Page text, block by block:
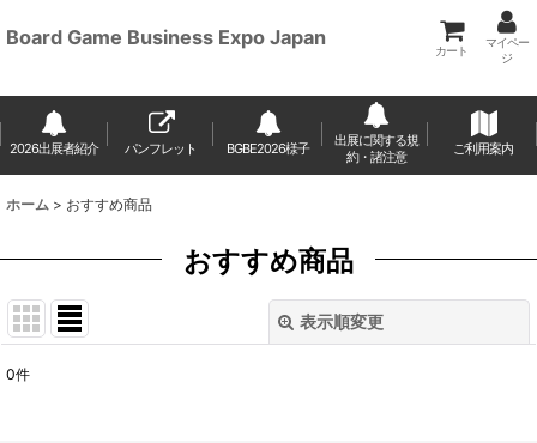
Board Game Business Expo Japan
カート
マイペー
ジ
2026出展者紹介 パンフレット BGBE2026様子
出展に関する規
約・諸注意
ご利用案内
ホーム > おすすめ商品
おすすめ商品
表示順変更
0件